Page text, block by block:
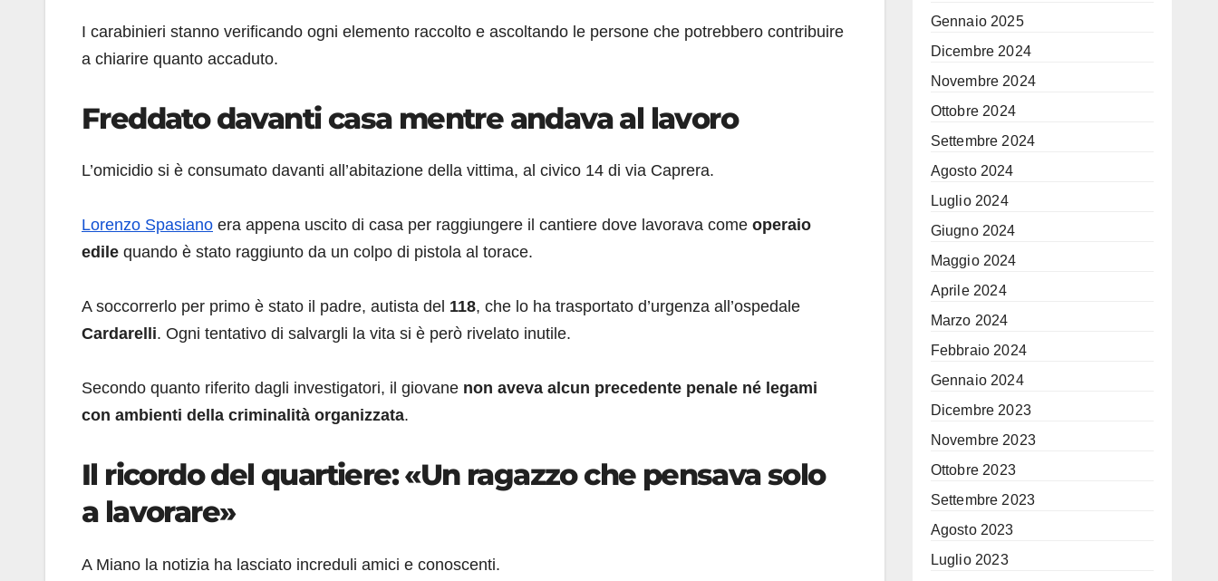
I carabinieri stanno verificando ogni elemento raccolto e ascoltando le persone che potrebbero contribuire
a chiarire quanto accaduto.
Freddato davanti casa mentre andava al lavoro
L’omicidio si è consumato davanti all’abitazione della vittima, al civico 14 di via Caprera.
Lorenzo Spasiano era appena uscito di casa per raggiungere il cantiere dove lavorava come operaio
edile quando è stato raggiunto da un colpo di pistola al torace.
A soccorrerlo per primo è stato il padre, autista del 118, che lo ha trasportato d’urgenza all’ospedale
Cardarelli. Ogni tentativo di salvargli la vita si è però rivelato inutile.
Secondo quanto riferito dagli investigatori, il giovane non aveva alcun precedente penale né legami
con ambienti della criminalità organizzata.
Il ricordo del quartiere: «Un ragazzo che pensava solo
a lavorare»
A Miano la notizia ha lasciato increduli amici e conoscenti.
Gennaio 2025
Dicembre 2024
Novembre 2024
Ottobre 2024
Settembre 2024
Agosto 2024
Luglio 2024
Giugno 2024
Maggio 2024
Aprile 2024
Marzo 2024
Febbraio 2024
Gennaio 2024
Dicembre 2023
Novembre 2023
Ottobre 2023
Settembre 2023
Agosto 2023
Luglio 2023